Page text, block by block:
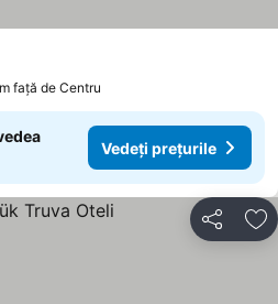
prețurile
faţă de Centru
Vedeți prețurile
Distribuiți